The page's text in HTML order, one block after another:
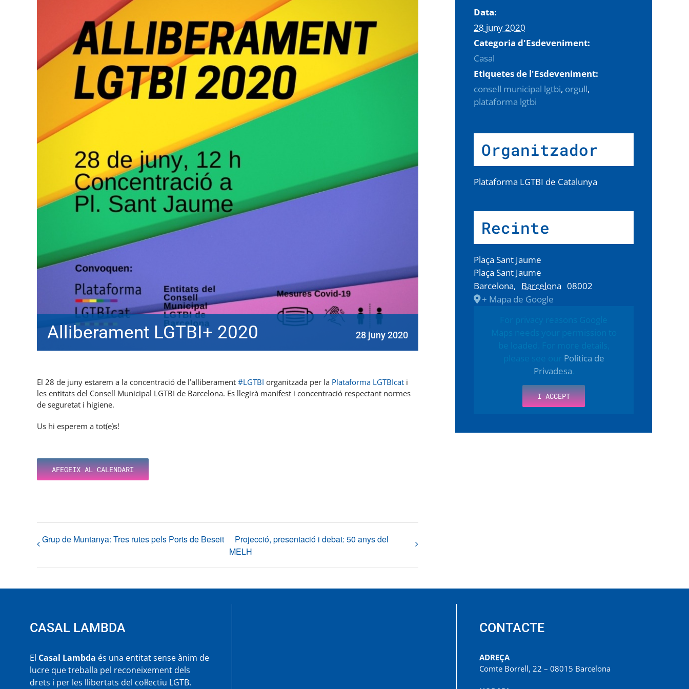
Alliberament LGTBI+ 2020 28 juny 2020
El 28 de juny estarem a la concentració de l’alliberament #LGTBI organitzada per la Plataforma LGTBIcat i
les entitats del Consell Municipal LGTBI de Barcelona. Es llegirà manifest i concentració respectant normes
de seguretat i higiene.
Us hi esperem a tot(e)s!
AFEGEIX AL CALENDARI
Grup de Muntanya: Tres rutes pels Ports de Beseit
Projecció, presentació i debat: 50 anys del
MELH
Data:
28 juny 2020
Categoria d'Esdeveniment:
Casal
Etiquetes de l'Esdeveniment:
consell municipal lgtbi, orgull,
plataforma lgtbi
Organitzador
Plataforma LGTBI de Catalunya
Recinte
Plaça Sant Jaume
Plaça Sant Jaume
Barcelona, Barcelona 08002
+ Mapa de Google
For privacy reasons Google
Maps needs your permission to
be loaded. For more details,
please see our Política de
Privadesa
I ACCEPT
CASAL LAMBDA
El Casal Lambda és una entitat sense ànim de
lucre que treballa pel reconeixement dels
drets i per les llibertats del col·lectiu LGTB.
CONTACTE
ADREÇA
Comte Borrell, 22 – 08015 Barcelona